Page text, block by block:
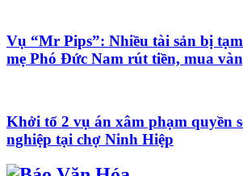
Vụ “Mr Pips”: Nhiều tài sản bị
mẹ Phó Đức Nam rút tiền, mua
Khởi tố 2 vụ án xâm phạm quyền
nghiệp tại chợ Ninh Hiệp